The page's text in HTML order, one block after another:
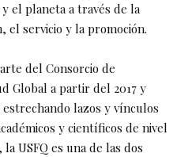
el planeta a través de la
el servicio y la promoción.
del Consorcio de
Global a partir del 2017 y
lazos y vínculos
y científicos de nivel
USFQ es una de las dos